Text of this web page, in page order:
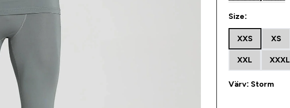
Size:
XXS XS
XXL XXXL
Värv: Storm